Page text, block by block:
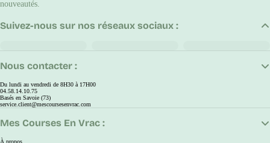
nouveautés.
Nous contacter :
Du lundi au vendredi de 8H30 à 17H00
04.58.14.10.75
Basés en Savoie (73)
service.client@mescoursesenvrac.com
Mes Courses En Vrac :
À propos
Suivez-nous sur nos réseaux sociaux :